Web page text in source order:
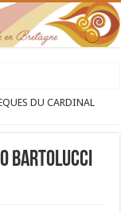
chrétienne
DU CARDINAL
Bartolucci